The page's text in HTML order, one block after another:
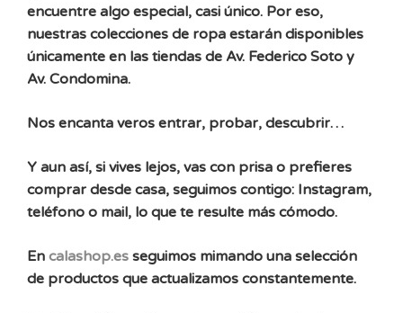
encuentre algo especial, casi único. Por eso,
nuestras colecciones de ropa estarán disponibles
únicamente en las tiendas de Av. Federico Soto y
Av. Condomina.
Nos encanta veros entrar, probar, descubrir…
Y aun así, si vives lejos, vas con prisa o prefieres
comprar desde casa, seguimos contigo: Instagram,
teléfono o mail, lo que te resulte más cómodo.
En calashop.es seguimos mimando una selección
de productos que actualizamos constantemente.